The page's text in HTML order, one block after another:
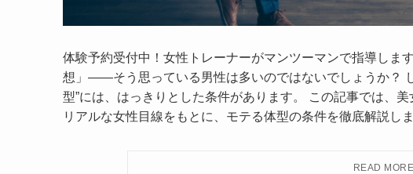
体験予約受付中！女性トレーナーがマンツーマンで指導しま
想」――そう思っている男性は多いのではないでしょうか？
型”には、はっきりとした条件があります。 この記事では、
リアルな女性目線をもとに、モテる体型の条件を徹底解説しま